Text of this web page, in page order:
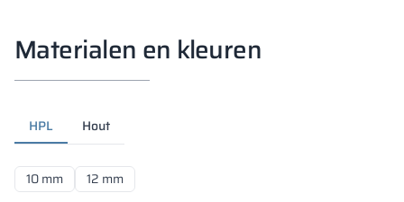
Materialen en kleuren
HPL Hout
10 mm 12 mm